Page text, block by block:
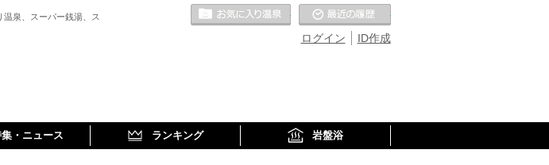
泉、スーパー銭湯、ス
ID作成
ログイン
お気に入りの温泉
・ニュース ランキング 岩盤浴